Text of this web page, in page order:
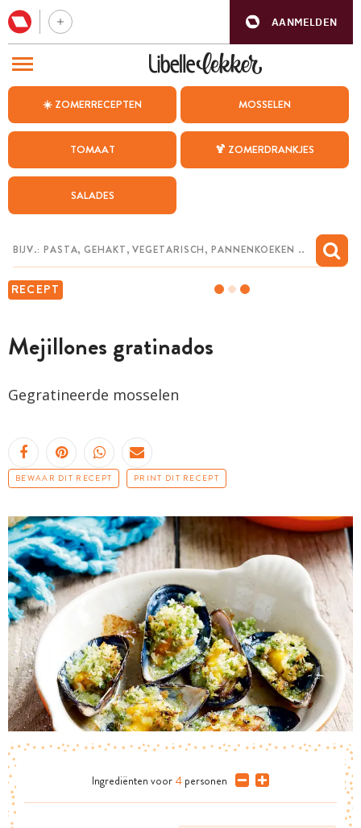
AANMELDEN
☀️ ZOMERRECEPTEN MOSSELEN
TOMAAT 🍹 ZOMERDRANKJES
SALADES
RECEPT
Mejillones gratinados
Gegratineerde mosselen
BEWAAR DIT RECEPT PRINT DIT RECEPT
Ingrediënten voor 4 personen
BEZOEK ONZE ANDERE WEBSITES
WEEKMENU
CHAT MET MAIA
MIJN BEWAARDE RECEPTEN